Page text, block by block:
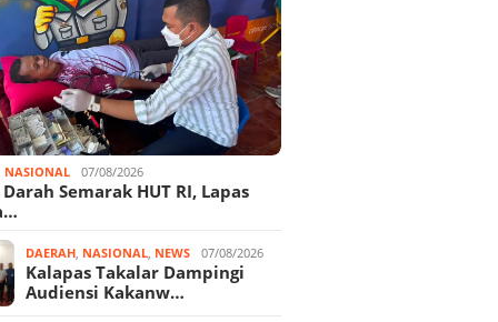
NASIONAL 07/08/2026
Semarak HUT RI, Lapas
DAERAH, NASIONAL, NEWS 07/08/2026
Kalapas Takalar Dampingi
Audiensi Kakanw…